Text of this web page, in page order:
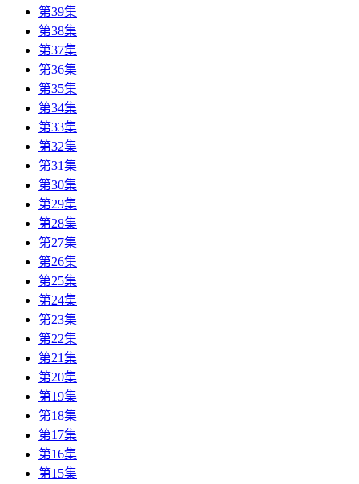
第39集
第38集
第37集
第36集
第35集
第34集
第33集
第32集
第31集
第30集
第29集
第28集
第27集
第26集
第25集
第24集
第23集
第22集
第21集
第20集
第19集
第18集
第17集
第16集
第15集